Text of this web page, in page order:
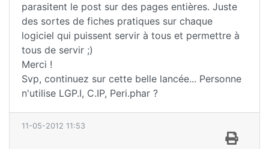
parasitent le post sur des pages entières. Juste
des sortes de fiches pratiques sur chaque
logiciel qui puissent servir à tous et permettre à
tous de servir ;)
Merci !
Svp, continuez sur cette belle lancée... Personne
n'utilise LGP.I, C.IP, Peri.phar ?
11-05-2012 11:53